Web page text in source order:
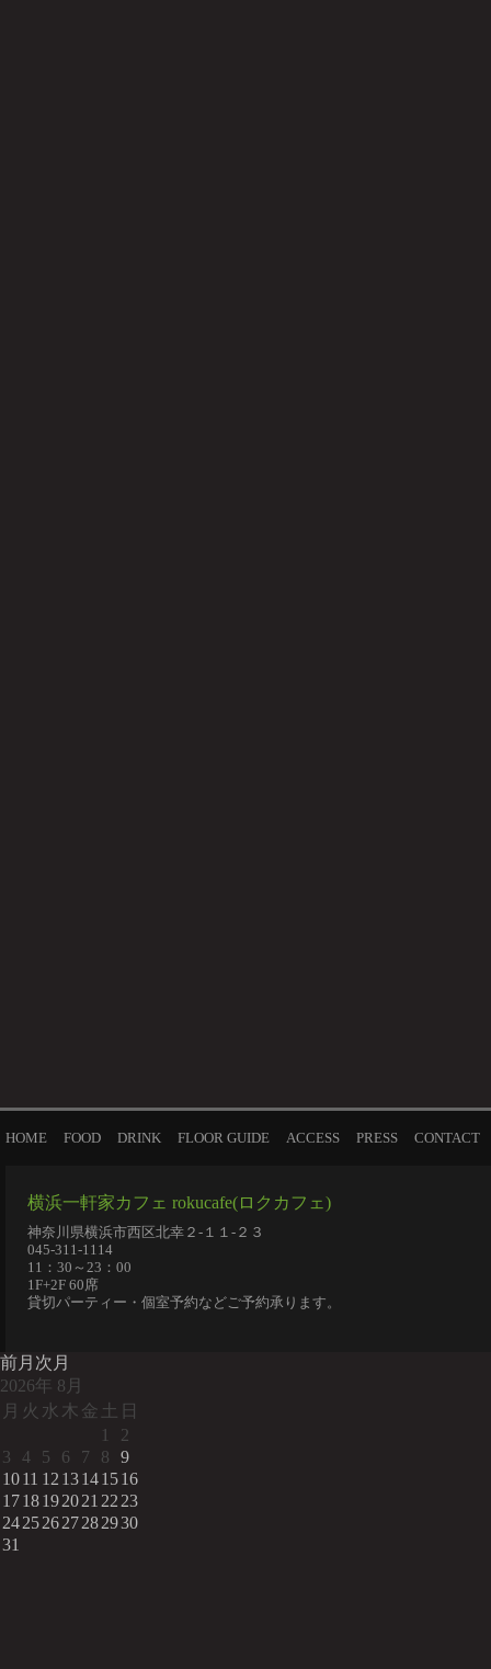
HOME FOOD DRINK FLOOR GUIDE ACCESS PRESS CONTACT
横浜一軒家カフェ rokucafe(ロクカフェ)
神奈川県横浜市西区北幸２-１１-２３
045-311-1114
11：30～23：00
1F+2F 60席
貸切パーティー・個室予約などご予約承ります。
前月 次月
2026年 8月
月 火 水 木 金 土 日
1
2
3
4 5 6 7 8
9
1011 12 13141516
1718192021 22 23
24252627282930
31